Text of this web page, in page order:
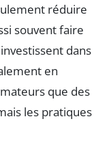
réduire
souvent faire
dans
en
que des
les pratiques